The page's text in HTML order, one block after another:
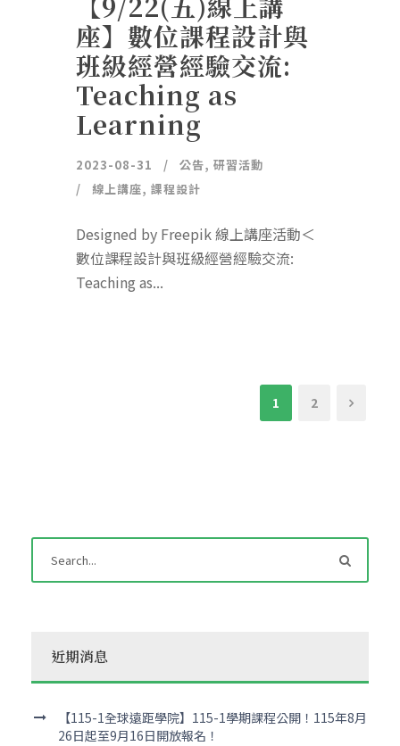
座】數位課程設計與
班級經營經驗交流:
Teaching as
Learning
2023-08-31 公告, 研習活動
線上講座, 課程設計
Designed by Freepik 線上講座活動＜
數位課程設計與班級經營經驗交流:
Teaching as...
1 2
近期消息
【115-1全球遠距學院】115-1學期課程公開！115年8月
26日起至9月16日開放報名！